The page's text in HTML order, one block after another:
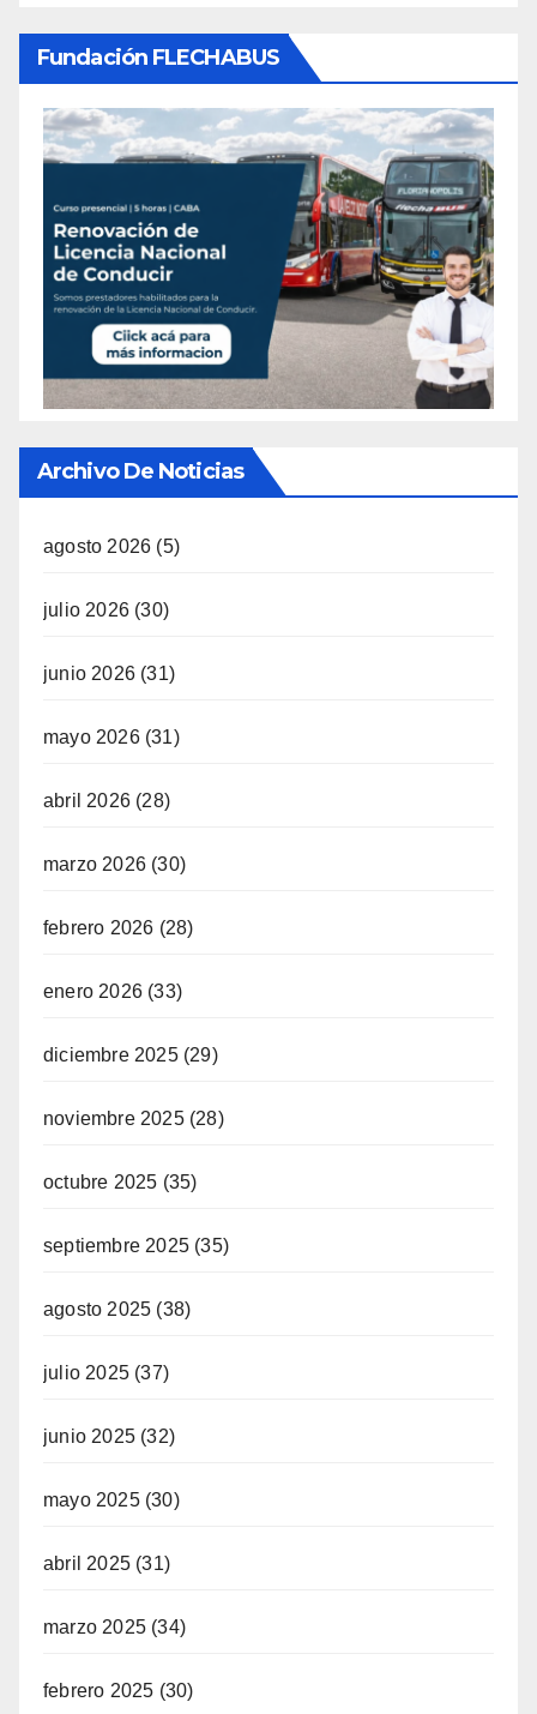
Fundación FLECHABUS
Archivo De Noticias
agosto 2026 (5)
julio 2026 (30)
junio 2026 (31)
mayo 2026(31)
abril 2026 (28)
marzo 2026 (30)
febrero 2026 (28)
enero 2026 (33)
diciembre 2025(29)
noviembre 2025(28)
octubre 2025 (35)
septiembre 2025 (35)
agosto 2025 (38)
julio 2025 (37)
junio 2025 (32)
mayo 2025(30)
abril 2025 (31)
marzo 2025 (34)
febrero 2025 (30)